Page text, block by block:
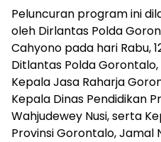
Peluncuran program ini
oleh Dirlantas Polda
Cahyono pada hari Rabu,
Ditlantas Polda
Kepala Jasa Raharja
Kepala Dinas Pendidikan
Wahjudewey Nusi, serta
Provinsi Gorontalo, Jamal